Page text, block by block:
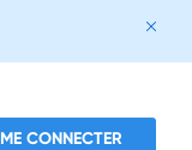
ME CONNECTER